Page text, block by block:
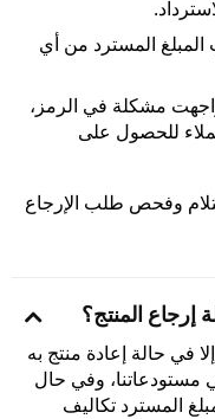
المسترد من أي
واجهت مشكلة في الرمز،
للحصول على
وفحص طلب الإرجاع
المنتج؟
في حالة إعادة منتج به
مستودعاتنا، وفي حال
المسترد تكاليف